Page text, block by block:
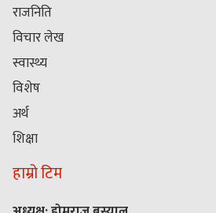
राजनिति
विचार लेख
स्वास्थ्य
विशेष
अर्थ
शिक्षा
हाम्रो टिम